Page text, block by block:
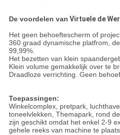
De voordelen van Virtuele de
Het geen behoeftescherm of
360 graad dynamische platfrom,
99,99%.
Het bezetten van klein
Klein volume gemakkelijk over te
Draadloze verrichting. Geen
Toepassingen:
Winkelcomplex, pretpark,
toneelvlekken, Themapark, rond
zijn geschikt omdat het enkel 2-9
gehele reeks van machine te